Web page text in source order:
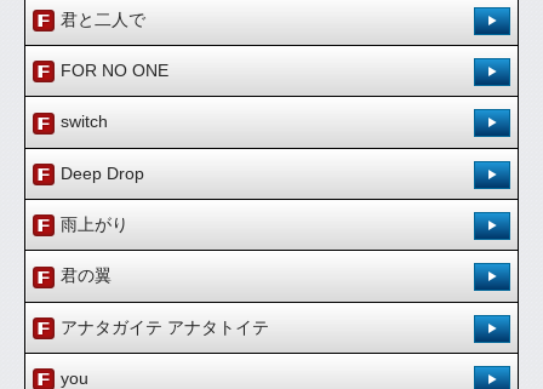
登録日：'16.4.27
Pops
作詞・作曲：masa
[ 0.00 / 0件 ]
ダウンロード：0
君と二人で
登録日：'16.4.27
Pops
作詞・作曲：masa
ダウンロード：0
FOR NO ONE
登録日：'16.5.6
Pops
作詞・作曲：masa
[ 0.00 / 0件 ]
ダウンロード：0
関連動画
switch
登録日：'16.5.6
Pops
作詞・作曲：masa
[ 0.00 / 0件 ]
ダウンロード：0
ダウンロード
Deep Drop
登録日：'16.5.12
Pops
作詞・作曲：masa
ダウンロード：0
雨上がり
登録日：'16.5.12
Pops
[ 0.00 / 0件 ]
ダウンロード：0
君の翼
登録日：'16.5.16
Pops
作詞・作曲：masa
アナタガイテ アナタトイテ
登録日：'22.12.4
Pops you